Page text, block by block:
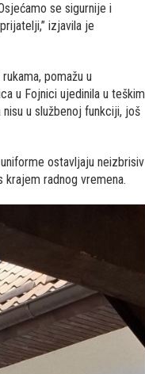
se sigurnije i
izjavila je
pomažu u
u Fojnici ujedinila u teškim
u službenoj funkciji, još
ostavljaju neizbrisiv
radnog vremena.